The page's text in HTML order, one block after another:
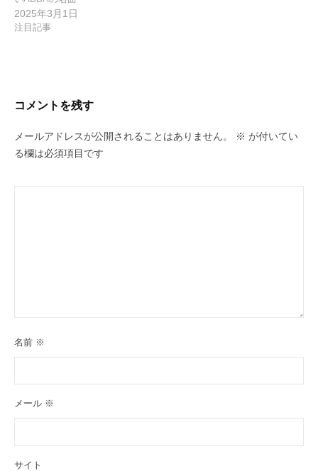
2025年3月1日
注目記事
コメントを残す
メールアドレスが公開されることはありません。 ※ が付いてい
る欄は必須項目です
名前 ※
メール ※
サイト